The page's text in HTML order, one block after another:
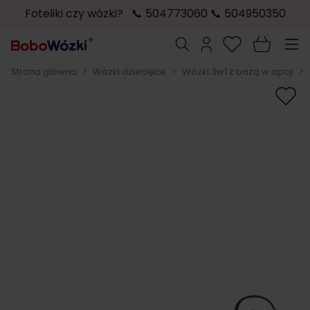
Foteliki czy wózki? 📞 504773060 📞 504950350
Szukaj
Strona główna > Wózki dziecięce > Wózki 3w1 z bazą w opcji >